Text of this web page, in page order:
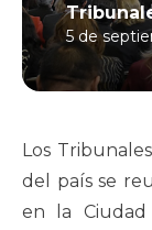
5 de
Los
del país se
en la